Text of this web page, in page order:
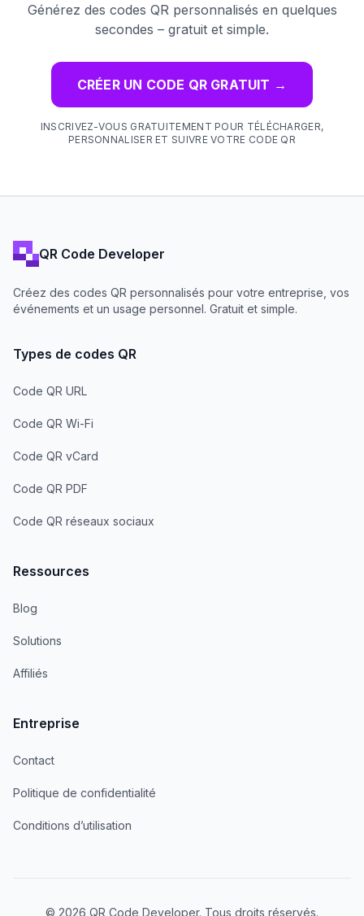
Générez des codes QR personnalisés en quelques
secondes – gratuit et simple.
CRÉER UN CODE QR GRATUIT →
INSCRIVEZ-VOUS GRATUITEMENT POUR TÉLÉCHARGER,
PERSONNALISER ET SUIVRE VOTRE CODE QR
QR Code Developer
Créez des codes QR personnalisés pour votre entreprise, vos
événements et un usage personnel. Gratuit et simple.
Types de codes QR
Code QR URL
Code QR Wi-Fi
Code QR vCard
Code QR PDF
Code QR réseaux sociaux
Ressources
Blog
Solutions
Affiliés
Entreprise
Contact
Politique de confidentialité
Conditions d’utilisation
© 2026 QR Code Developer. Tous droits réservés.